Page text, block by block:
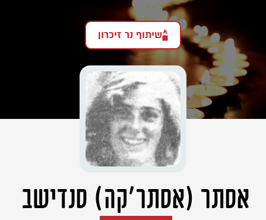
שיתוף נר זיכרון
אסתר (אסתר'קה) סנדישב